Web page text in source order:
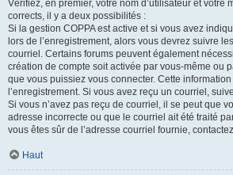
Vérifiez, en premier, votre nom d’utilisateur et votre
corrects, il y a deux possibilités :
Si la gestion COPPA est active et si vous avez
lors de l’enregistrement, alors vous devrez suivre
courriel. Certains forums peuvent également
création de compte soit activée par vous-même ou
que vous puissiez vous connecter. Cette
l’enregistrement. Si vous avez reçu un courriel,
Si vous n’avez pas reçu de courriel, il se peut que
adresse incorrecte ou que le courriel ait été traité
vous êtes sûr de l’adresse courriel fournie,
Haut